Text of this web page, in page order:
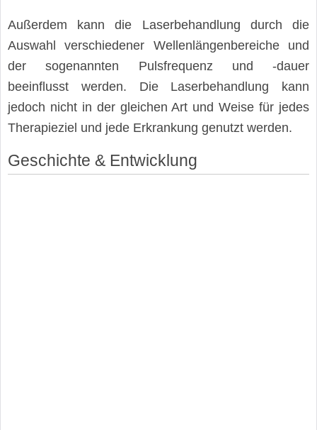
Außerdem kann die Laserbehandlung durch die
Auswahl verschiedener Wellenlängenbereiche und
der sogenannten Pulsfrequenz und -dauer
beeinflusst werden. Die Laserbehandlung kann
jedoch nicht in der gleichen Art und Weise für jedes
Therapieziel und jede Erkrankung genutzt werden.
Geschichte & Entwicklung